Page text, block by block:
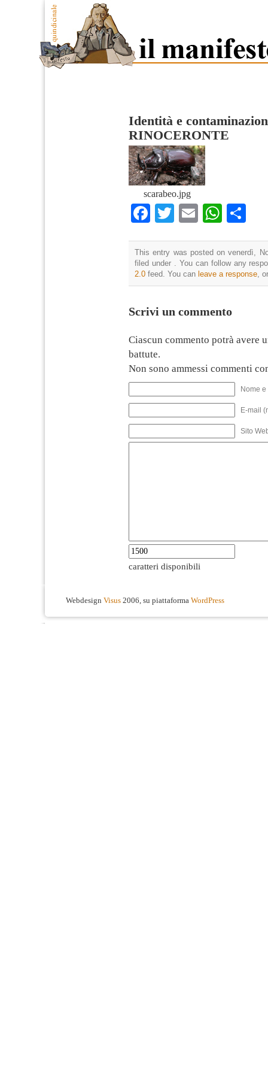
Identità e
RINOCERONTE
scarabeo.jpg
Facebook
Twitter
Email
This entry was posted on venerdì,
filed under . You can follow any
2.0 feed. You can leave a response ,
Scrivi un commento
Ciascun commento potrà avere
battute.
Non sono ammessi commenti
Nome
E-mail
Sito
caratteri disponibili
Webdesign Visus 2006, su piattaforma WordPress